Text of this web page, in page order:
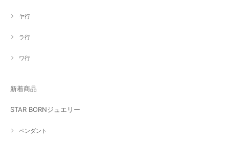
ヤ行
ラ行
ワ行
新着商品
STAR BORNジュエリー
ペンダント